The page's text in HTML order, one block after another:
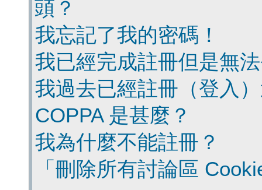
頭？
我忘記了我的密碼！
我已經完成註冊但是無
我過去已經註冊（登入
COPPA 是甚麼？
我為什麼不能註冊？
「刪除所有討論區